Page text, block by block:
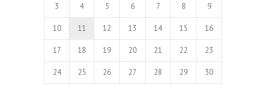
3 4 5 6 7 8 9
10 11 12 13 14 15 16
17 18 19 20 21 22 23
24 25 26 27 28 29 30